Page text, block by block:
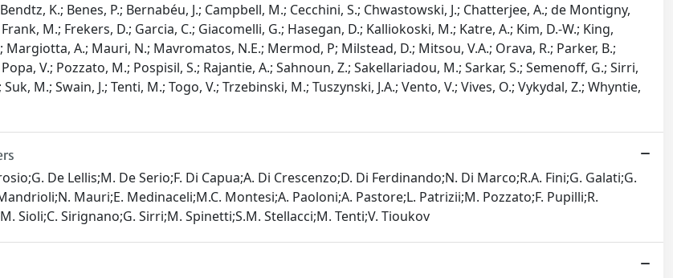
K.; Benes, P.; Bernabéu, J.; Campbell, M.; Cecchini, S.; Chwastowski, J.; Chatterjee, A.; de Montigny,
M.; Frekers, D.; Garcia, C.; Giacomelli, G.; Hasegan, D.; Kalliokoski, M.; Katre, A.; Kim, D.-W.; King,
Margiotta, A.; Mauri, N.; Mavromatos, N.E.; Mermod, P; Milstead, D.; Mitsou, V.A.; Orava, R.; Parker, B.;
V.; Pozzato, M.; Pospisil, S.; Rajantie, A.; Sahnoun, Z.; Sakellariadou, M.; Sarkar, S.; Semenoff, G.; Sirri,
M.; Swain, J.; Tenti, M.; Togo, V.; Trzebinski, M.; Tuszynski, J.A.; Vento, V.; Vives, O.; Vykydal, Z.; Whyntie,
Mauri;E. Medinaceli;M.C. Montesi;A. Paoloni;A. Pastore;L. Patrizii;M. Pozzato;F. Pupilli;R.
Sioli;C. Sirignano;G. Sirri;M. Spinetti;S.M. Stellacci;M. Tenti;V. Tioukov